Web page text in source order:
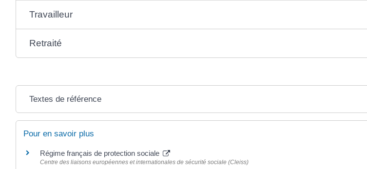
Travailleur
Retraité
Textes de référence
Pour en savoir plus
Régime français de protection sociale
Centre des liaisons européennes et internationales de sécurité sociale (Cleiss)